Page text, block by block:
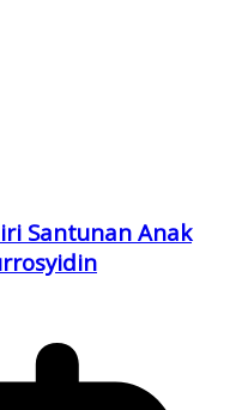
Santunan Anak